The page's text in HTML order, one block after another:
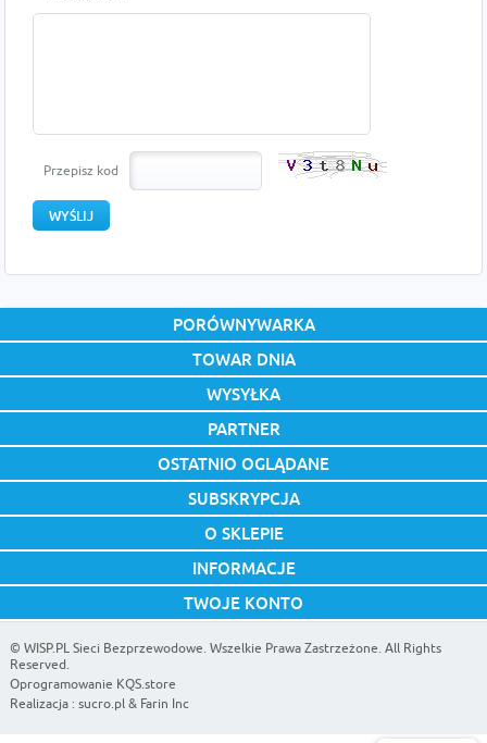
Przepisz kod
PORÓWNYWARKA
TOWAR DNIA
WYSYŁKA
PARTNER
OSTATNIO OGLĄDANE
SUBSKRYPCJA
O SKLEPIE
INFORMACJE
TWOJE KONTO
© WISP.PL Sieci Bezprzewodowe. Wszelkie Prawa Zastrzeżone. All Rights
Reserved.
Oprogramowanie KQS.store
Realizacja : sucro.pl& Farin Inc